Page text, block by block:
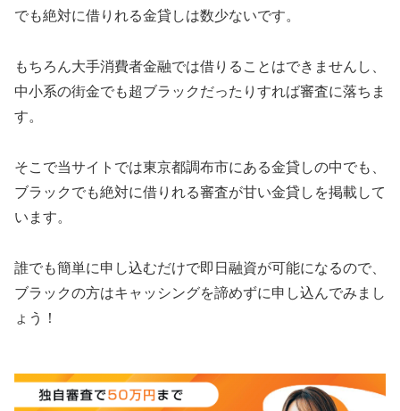
でも絶対に借りれる金貸しは数少ないです。
もちろん大手消費者金融では借りることはできませんし、
中小系の街金でも超ブラックだったりすれば審査に落ちま
す。
そこで当サイトでは東京都調布市にある金貸しの中でも、
ブラックでも絶対に借りれる審査が甘い金貸しを掲載して
います。
誰でも簡単に申し込むだけで即日融資が可能になるので、
ブラックの方はキャッシングを諦めずに申し込んでみまし
ょう！